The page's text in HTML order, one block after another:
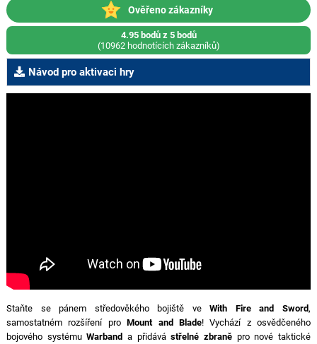
Ověřeno zákazníky
4.95 bodů z 5 bodů
(10962 hodnotících zákazníků)
Návod pro aktivaci hry
Staňte se pánem středověkého bojiště veWith Fire and Sword,
samostatném rozšíření proMount and Blade! Vychází z osvědčeného
bojového systémuWarband a přidávástřelné zbraně pro nové taktické